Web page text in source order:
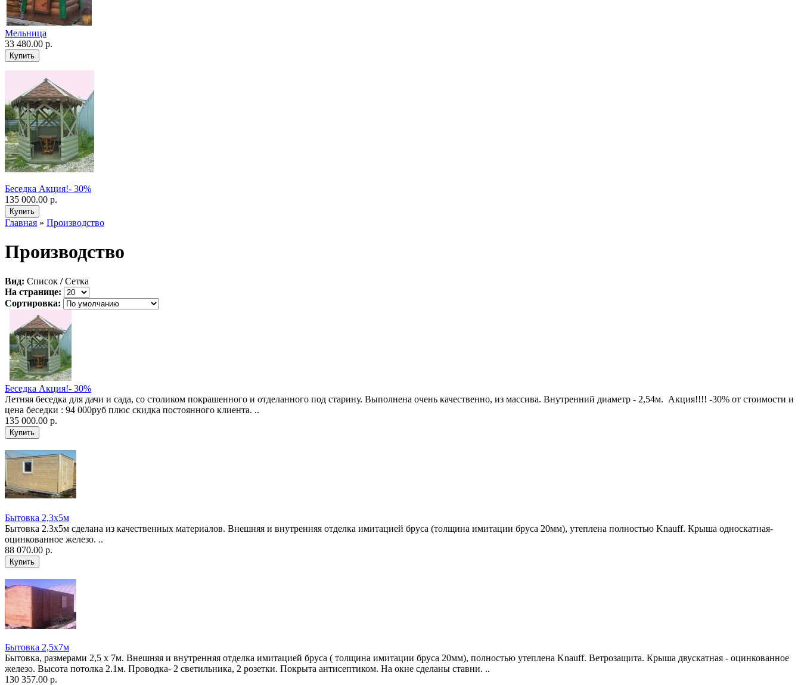
Мельница
33 480.00 р.
Беседка Акция!- 30%
135 000.00 р.
Главная » Производство
Производство
Вид: Список / Сетка
На странице:
Сортировка:
Беседка Акция!- 30%
Летняя беседка для дачи и сада, со столиком покрашенного и отделанного под старину. Выполнена очень качественно, из массива. Внутренний диаметр - 2,54м. Акция!!!! -30% от стоимости и
цена беседки : 94 000руб плюс скидка постоянного клиента. ..
135 000.00 р.
Бытовка 2,3х5м
Бытовка 2.3х5м сделана из качественных материалов. Внешняя и внутренняя отделка имитацией бруса (толщина имитации бруса 20мм), утеплена полностью Knauff. Крыша односкатная-
оцинкованное железо. ..
88 070.00 р.
Бытовка 2,5х7м
Бытовка, размерами 2,5 х 7м. Внешняя и внутренняя отделка имитацией бруса ( толщина имитации бруса 20мм), полностью утеплена Knauff. Ветрозащита. Крыша двускатная - оцинкованное
железо. Высота потолка 2.1м. Проводка- 2 светильника, 2 розетки. Покрыта антисептиком. На окне сделаны ставни. ..
130 357.00 р.